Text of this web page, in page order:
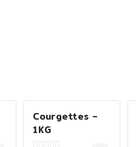
Courgettes –
1KG